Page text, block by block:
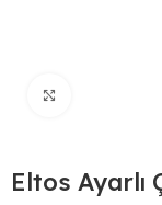
Eltos Ayarlı